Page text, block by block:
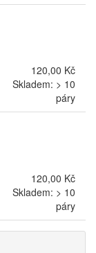
120,00 Kč
Skladem: > 10
páry
120,00 Kč
Skladem: > 10
páry